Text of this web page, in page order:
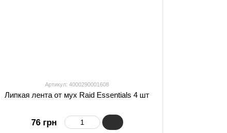
Артикул: 4000290001608
Липкая лента от мух Raid Essentials 4 шт
76 грн